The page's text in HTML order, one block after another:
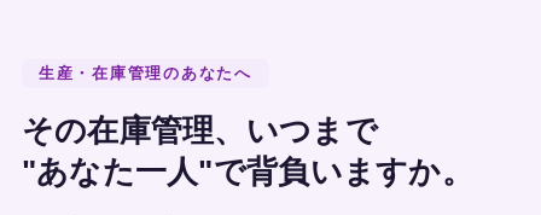
生産・在庫管理のあなたへ
その在庫管理、いつまで
"あなた一人"で背負いますか。